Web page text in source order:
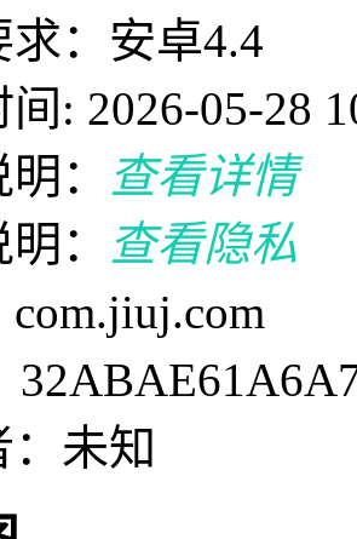
求：安卓4.4
: 2026-05-28
：
查看详情
：
查看隐私
：未知